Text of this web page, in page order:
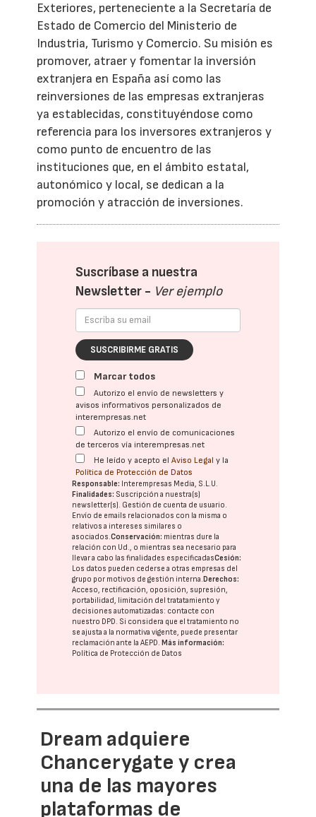
Exteriores, perteneciente a la Secretaría de
Estado de Comercio del Ministerio de
Industria, Turismo y Comercio. Su misión es
promover, atraer y fomentar la inversión
extranjera en España así como las
reinversiones de las empresas extranjeras
ya establecidas, constituyéndose como
referencia para los inversores extranjeros y
como punto de encuentro de las
instituciones que, en el ámbito estatal,
autonómico y local, se dedican a la
promoción y atracción de inversiones.
Suscríbase a nuestra
Newsletter - Ver ejemplo
SUSCRIBIRME GRATIS
Marcar todos
Autorizo el envío de newsletters y
avisos informativos personalizados de
interempresas.net
Autorizo el envío de comunicaciones
de terceros vía interempresas.net
He leído y acepto elAviso Legal y la
Política de Protección de Datos
Responsable: Interempresas Media, S.L.U.
Finalidades: Suscripción a nuestra(s)
newsletter(s). Gestión de cuenta de usuario.
Envío de emails relacionados con la misma o
relativos a intereses similares o
asociados.Conservación: mientras dure la
relación con Ud., o mientras sea necesario para
llevar a cabo las finalidades especificadasCesión:
Los datos pueden cederse a otras empresas del
grupo por motivos de gestión interna.Derechos:
Acceso, rectificación, oposición, supresión,
portabilidad, limitación del tratatamiento y
decisiones automatizadas: contacte con
nuestro DPD . Si considera que el tratamiento no
se ajusta a la normativa vigente, puede presentar
reclamación ante laAEPD .Más información:
Política de Protección de Datos
Dream adquiere
Chancerygate y crea
una de las mayores
plataformas de